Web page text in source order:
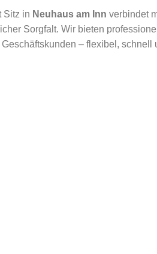
Sitz in Neuhaus am Inn verbindet
Sorgfalt. Wir bieten
– flexibel, schnell